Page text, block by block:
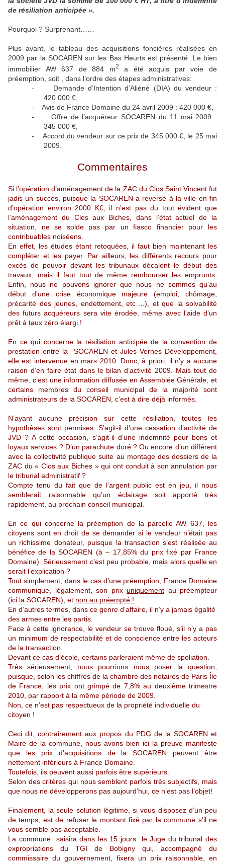
de résiliation anticipée ».
Pourquoi ? Surprenant……
Plus avant, le tableau des acquisitions foncières réalisées en
2009 par la SOCAREN sur les Bas Heurts est présenté. Le bien
immobilier AW 637 de 884 m2
a été acquis par voie de
préemption, soit , dans l’ordre des étapes administratives:
-
Demande d’Intention d’Aliéné (DIA) du vendeur :
420 000 €,
-
Avis de France Domaine du 24 avril 2009 : 420 000 €,
-
Offre de l’acquéreur SOCAREN du 11 mai 2009 :
345 000 €,
-
Accord du vendeur sur ce prix de 345 000 €, le 25 mai
2009.
Commentaires
Si l’opération d’aménagement de la ZAC du Clos Saint Vincent fut
jadis un succès, puisque la SOCAREN a reversé à la ville en fin
d’opération environ 2000 K€, il n’est pas du tout évident que
l’aménagement du Clos aux Biches, dans l’état actuel de la
situation, ne se solde pas par un fiasco financier pour les
contribuables noiséens.
En effet, les études étant retoquées, il faut bien maintenant les
compléter et les payer. Par ailleurs, les différents recours pour
excès de pouvoir devant les tribunaux décalent le début des
travaux, mais il faut tout de même rembourser les emprunts.
Enfin, nous ne pouvons ignorer que nous ne sommes qu’au
début d’une crise économique majeure (emploi, chômage,
précarité des jeunes, endettement, etc….), et que la solvabilité
des futurs acquéreurs sera vite érodée, même avec l’aide d’un
prêt à taux zéro élargi !
En ce qui concerne la résiliation anticipée de la convention de
prestation entre la
SOCAREN et Jules Vernes Développement,
elle est intervenue en mars 2010. Donc, à priori, il n’y a aucune
raison d’en faire état dans le bilan d’activité 2009. Mais tout de
même, c’est une information diffusée en Assemblée Générale, et
certains membres du conseil municipal de la majorité sont
administrateurs de la SOCAREN, c’est à dire déjà informés.
N’ayant aucune précision sur cette résiliation, toutes les
hypothèses sont permises. S’agit-il d’une cessation d’activité de
JVD ? A cette occasion, s’agit-il d’une indemnité pour bons et
loyaux services ? D’un parachute doré ? Ou encore d’un différent
avec la collectivité publique suite au montage des dossiers de la
ZAC du « Clos aux Biches » qui ont conduit à son annulation par
le tribunal administratif ?
Compte tenu du fait que de l’argent public est en jeu, il nous
semblerait raisonnable qu’un éclairage soit apporté très
rapidement, au prochain conseil municipal.
En ce qui concerne la préemption de la parcelle AW 637, les
citoyens sont en droit de se demander si le vendeur n’était pas
un richissime donateur, puisque la transaction s’est réalisée au
bénéfice de la SOCAREN (à – 17,85% du prix fixé par France
Domaine). Sérieusement c’est peu probable, mais alors quelle en
serait l’explication ?
Tout simplement, dans le cas d’une préemption, France Domaine
communique, légalement, son prix uniquement au préempteur
(ici la SOCAREN), et non au préempté !
En d’autres termes, dans ce genre d’affaire, il n’y a jamais égalité
des armes entre les partis.
Face à cette ignorance, le vendeur se trouve floué, s’il n’y a pas
un minimum de respectabilité et de conscience entre les acteurs
de la transaction.
Devant ce cas d’école, certains parleraient même de spoliation.
Très sérieusement, nous pourrions nous poser la question,
puisque, selon les chiffres de la chambre des notaires de Paris Île
de France, les prix ont grimpé de 7,8% au deuxième trimestre
2010, par rapport à la même période de 2009.
Non, ce n’est pas respectueux de la propriété individuelle du
citoyen !
Ceci dit, contrairement aux propos du PDG de la SOCAREN et
Maire de la commune, nous avons bien ici la preuve manifeste
que les prix d’acquisitions de la SOCAREN peuvent être
nettement inférieurs à France Domaine.
Toutefois, ils peuvent aussi parfois être supérieurs.
Selon des critères qui nous semblent parfois très subjectifs, mais
que nous ne développerons pas aujourd’hui, ce n’est pas l’objet!
Finalement, la seule solution légitime, si vous disposez d’un peu
de temps, est de refuser le montant fixé par la commune s’il ne
vous semble pas acceptable.
La commune
saisira dans les 15 jours
le Juge du tribunal des
expropriations du TGI de Bobigny qui, accompagné du
commissaire du gouvernement, fixera un prix raisonnable, en